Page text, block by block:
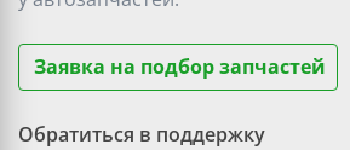
Заявка на подбор запчастей
Обратиться в поддержку